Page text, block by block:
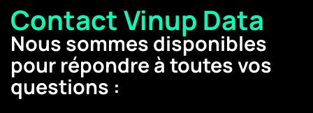
Contact Vinup Data
Nous sommes disponibles
pour répondre à toutes vos
questions :